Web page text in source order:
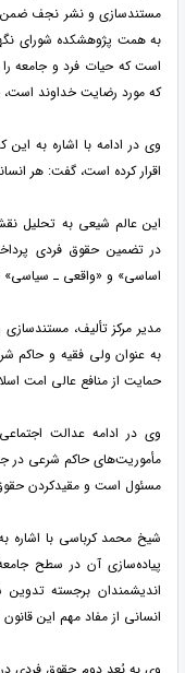
مستندسازی و نشر نجف
به همت پژوهشکده شورای
است که حیات فرد و جامعه
که مورد رضایت خداوند است،
وی در ادامه با اشاره به
اقرار کرده است، گفت: هر
این عالم شیعی به تحلیل
در تضمین حقوق فردی
اساسی» و «واقعی ـ سیاسی»
مدیر مرکز تألیف،
به عنوان ولی فقیه و حاکم
حمایت از منافع عالی امت
وی در ادامه عدالت
مأموریت‌های حاکم شرعی در
مسئول است و مقیدکردن
شیخ محمد کرباسی با اشاره
پیاده‌سازی آن در سطح
اندیشمندان برجسته
انسانی از مفاد مهم این